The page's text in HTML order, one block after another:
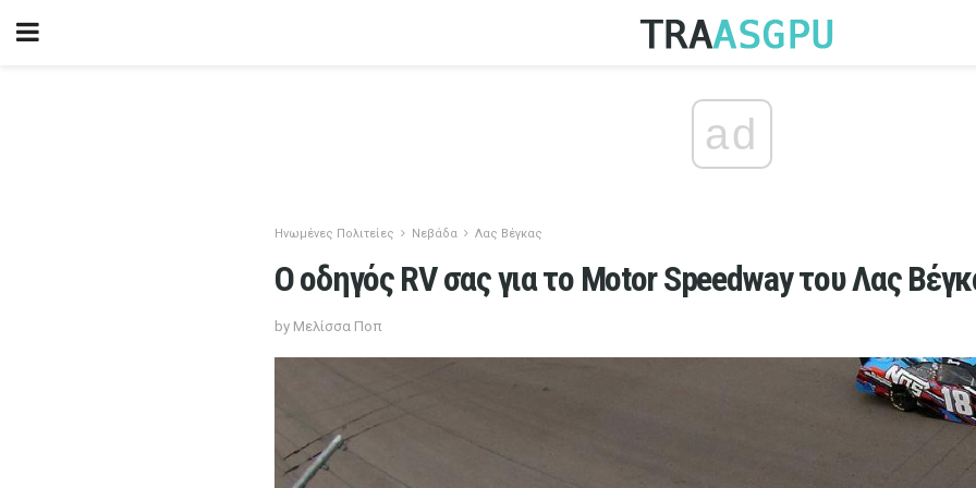
ad
Ηνωμένες Πολιτείες Νεβάδα Λας Βέγκας
Ο οδηγός RV σας για το Motor Speedway του Λας
by Μελίσσα Ποπ